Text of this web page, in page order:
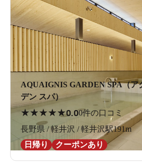
AQUAIGNIS GARDEN SPA（ア
デン スパ）
★★★★★0.00件の口コミ
長野県 / 軽井沢 / 軽井沢駅191m
日帰り
クーポンあり